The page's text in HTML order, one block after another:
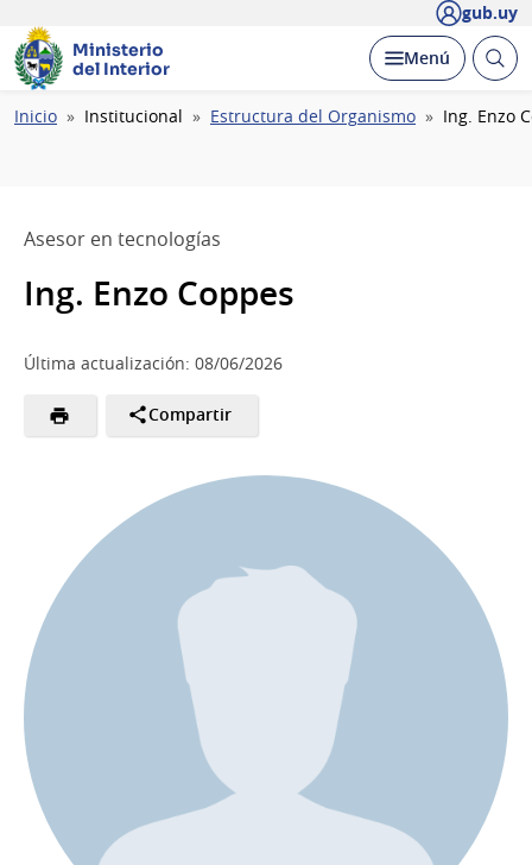
gub.uy
Ministerio
del Interior
Desplegar
Menú Abrir
Ruta
Inicio Institucional Estructura del Organismo Ing. Enzo
Asesor en tecnologías
Ing. Enzo Coppes
Última actualización: 08/06/2026
Compartir